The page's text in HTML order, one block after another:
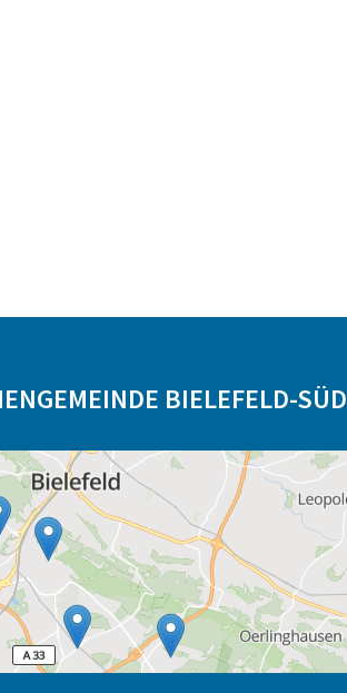
BIELEFELD-SÜD